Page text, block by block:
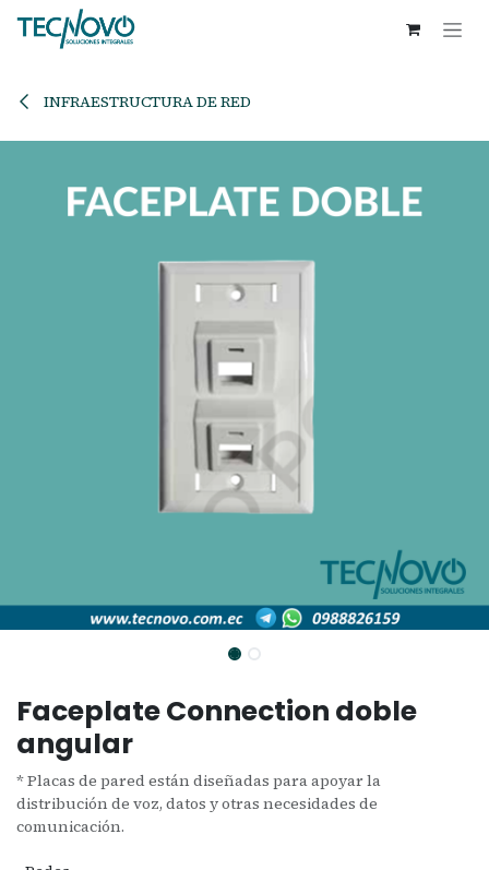
Ir al contenido
INFRAESTRUCTURA DE RED
Faceplate Connection doble
angular
* Placas de pared están diseñadas para apoyar la
distribución de voz, datos y otras necesidades de
comunicación.